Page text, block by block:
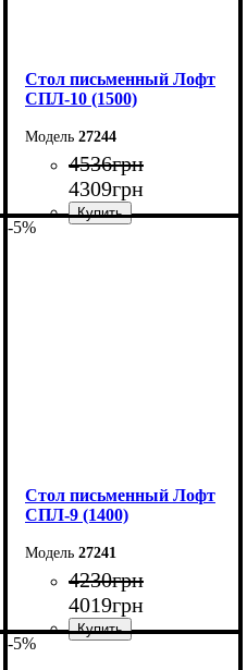
Стол письменный Лофт
СПЛ-10 (1500)
27244
4536грн
4309грн
-5%
Стол письменный Лофт
СПЛ-9 (1400)
27241
4230грн
4019грн
-5%